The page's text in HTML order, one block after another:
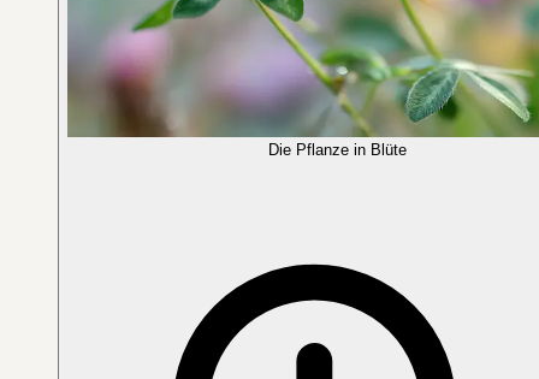
Die Pflanze in Blüte